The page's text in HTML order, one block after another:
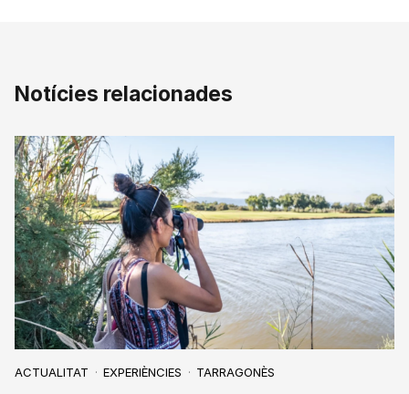
Notícies relacionades
ACTUALITAT EXPERIÈNCIES TARRAGONÈS